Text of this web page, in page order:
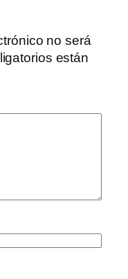
no será
están